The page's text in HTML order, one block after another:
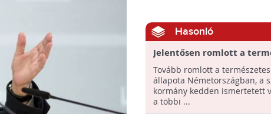
Hasonló
Jelentősen romlott a
állapota Németországban
Tovább romlott a
állapota Németországban, a
kormány kedden ismertetett
a többi ...